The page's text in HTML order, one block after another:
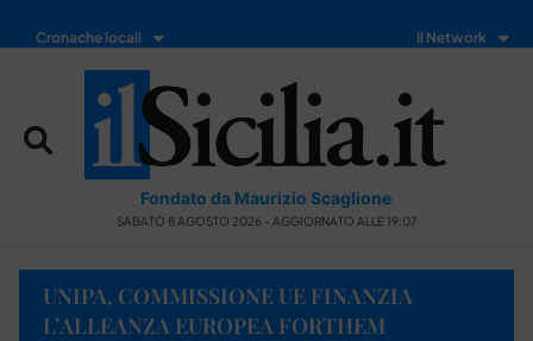
Cronache locali Il Network
Fondato da Maurizio Scaglione
SABATO 8 AGOSTO 2026 - AGGIORNATO ALLE 19:07
UNIPA, COMMISSIONE UE FINANZIA
L’ALLEANZA EUROPEA FORTHEM